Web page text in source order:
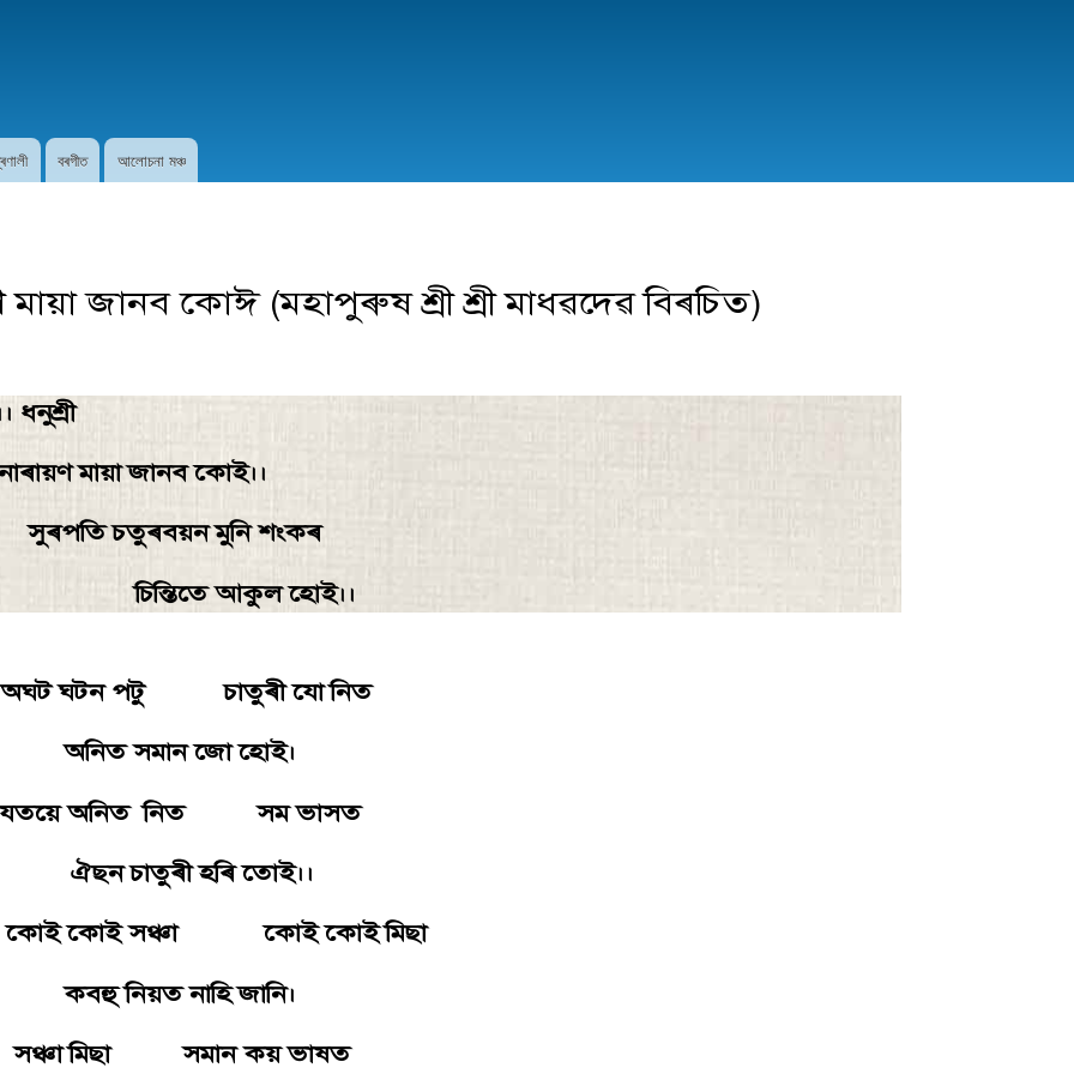
বৰগীত আলোচনা মঞ্চ
মায়া জানব কোঈ (মহাপুৰুষ শ্ৰী শ্ৰী মাধৱদেৱ বিৰচিত)
ধনুশ্রী
মায়া জানব কোই।।
চতুৰবয়ন মুনি শংকৰ
আকুল হােই।।
ঘটন পটু চাতুৰী যাে নিত
সমান জো হােই।
অনিত নিত সম ভাসত
চাতুৰী হৰি তােই।।
কোই সঞ্চা কোই কোই মিছা
নিয়ত নাহি জানি।
মিছা সমান কয় ভাষত